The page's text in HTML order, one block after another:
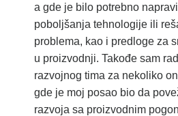
a gde je bilo potrebno
poboljšanja tehnologije ili
problema, kao i predloge za
u proizvodnji. Takođe sam
razvojnog tima za nekoliko
gde je moj posao bio da
razvoja sa proizvodnim